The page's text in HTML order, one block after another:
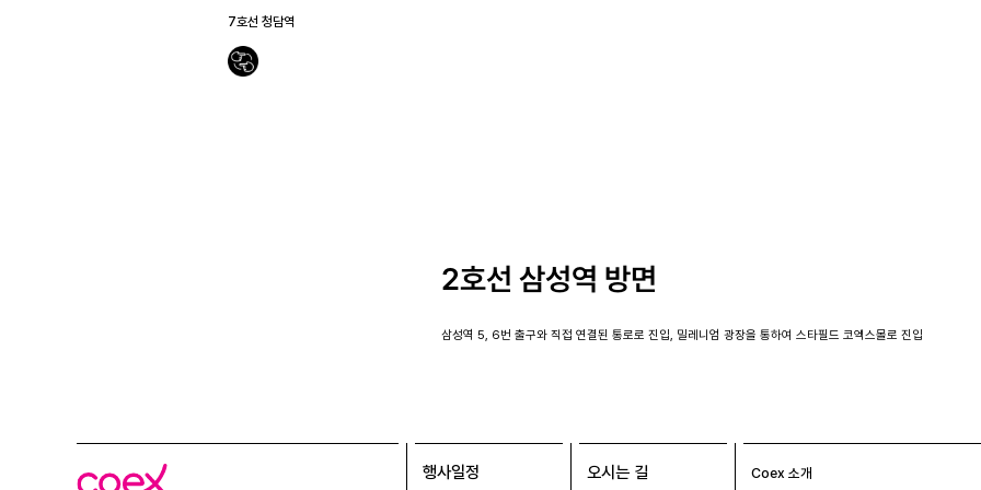
수
어
7호선 청담역
2호선 삼성역 방면
삼성역 5, 6번 출구와 직접 연결된 통로로 진입, 밀레니엄 광장을 통하여 스타필드 코엑스몰로 진입
코
행사일정 오시는 길 Coex 소개